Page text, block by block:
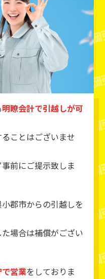
明瞭会計で引越しが可
ことはございませ
前にご提示致しま
郡市からの引越しを
場合は補償がござい
営業をしておりま